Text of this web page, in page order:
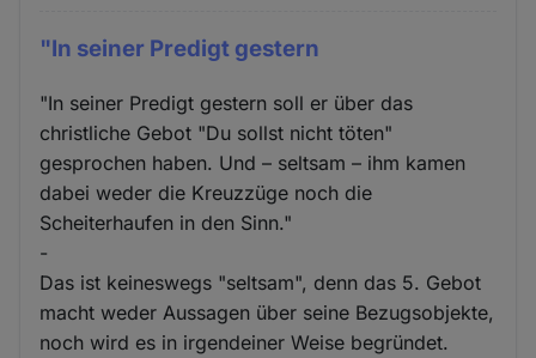
"In seiner Predigt gestern
"In seiner Predigt gestern soll er über das
christliche Gebot "Du sollst nicht töten"
gesprochen haben. Und – seltsam – ihm kamen
dabei weder die Kreuzzüge noch die
Scheiterhaufen in den Sinn."
-
Das ist keineswegs "seltsam", denn das 5. Gebot
macht weder Aussagen über seine Bezugsobjekte,
noch wird es in irgendeiner Weise begründet.